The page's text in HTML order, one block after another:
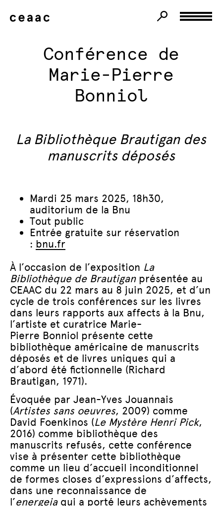
Conférence de
Marie-Pierre
Bonniol
La Bibliothèque Brautigan des
manuscrits déposés
Mardi 25 mars 2025, 18h30,
auditorium de la Bnu
Tout public
Entrée gratuite sur réservation
: bnu.fr
À l’occasion de l’exposition La
Bibliothèque de Brautiganprésentée au
CEAAC du 22 mars au 8 juin 2025, et d’un
cycle de trois conférences sur les livres
dans leurs rapports aux affects à la Bnu,
l’artiste et curatrice Marie-
Pierre Bonniol présente cette
bibliothèque américaine de manuscrits
déposés et de livres uniques qui a
d’abord été fictionnelle (Richard
Brautigan, 1971).
Évoquée par Jean-Yves Jouannais
(Artistes sans oeuvres, 2009) comme
David Foenkinos (Le Mystère Henri Pick,
2016) comme bibliothèque des
manuscrits refusés, cette conférence
vise à présenter cette bibliothèque
comme un lieu d’accueil inconditionnel
de formes closes d’expressions d’affects,
dans une reconnaissance de
l’energeiaqui a porté leurs achèvements